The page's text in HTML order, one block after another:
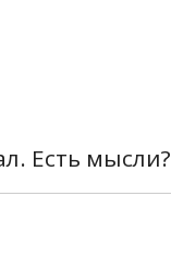
Есть мысли?